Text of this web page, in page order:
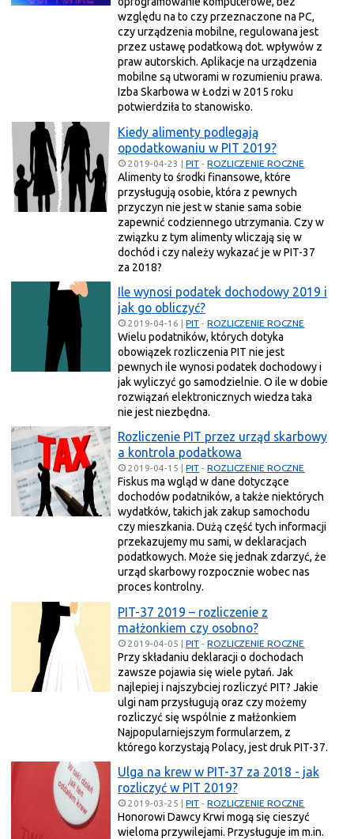
względu na to czy przeznaczone na PC,
czy urządzenia mobilne, regulowana jest
przez ustawę podatkową dot. wpływów z
praw autorskich. Aplikacje na urządzenia
mobilne są utworami w rozumieniu prawa.
Izba Skarbowa w Łodzi w 2015 roku
potwierdziła to stanowisko.
Kiedy alimenty podlegają
opodatkowaniu w PIT 2019?
2019-04-23 |PIT -ROZLICZENIE ROCZNE
Alimenty to środki finansowe, które
przysługują osobie, która z pewnych
przyczyn nie jest w stanie sama sobie
zapewnić codziennego utrzymania. Czy w
związku z tym alimenty wliczają się w
dochód i czy należy wykazać je w PIT-37
za 2018?
Ile wynosi podatek dochodowy 2019 i
jak go obliczyć?
2019-04-16 |PIT -ROZLICZENIE ROCZNE
Wielu podatników, których dotyka
obowiązek rozliczenia PIT nie jest
pewnych ile wynosi podatek dochodowy i
jak wyliczyć go samodzielnie. O ile w dobie
rozwiązań elektronicznych wiedza taka
nie jest niezbędna.
Rozliczenie PIT przez urząd skarbowy
a kontrola podatkowa
2019-04-15 |PIT -ROZLICZENIE ROCZNE
Fiskus ma wgląd w dane dotyczące
dochodów podatników, a także niektórych
wydatków, takich jak zakup samochodu
czy mieszkania. Dużą część tych informacji
przekazujemy mu sami, w deklaracjach
podatkowych. Może się jednak zdarzyć, że
urząd skarbowy rozpocznie wobec nas
proces kontrolny.
PIT-37 2019 – rozliczenie z
małżonkiem czy osobno?
2019-04-05 |PIT -ROZLICZENIE ROCZNE
Przy składaniu deklaracji o dochodach
zawsze pojawia się wiele pytań. Jak
najlepiej i najszybciej rozliczyć PIT? Jakie
ulgi nam przysługują oraz czy możemy
rozliczyć się wspólnie z małżonkiem
Najpopularniejszym formularzem, z
którego korzystają Polacy, jest druk PIT-37.
Ulga na krew w PIT-37 za 2018 - jak
rozliczyć w PIT 2019?
2019-03-25 |PIT -ROZLICZENIE ROCZNE
Honorowi Dawcy Krwi mogą się cieszyć
wieloma przywilejami. Przysługuje im m.in.